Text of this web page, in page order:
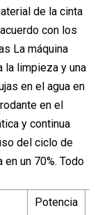
de la cinta
con los
La máquina
la limpieza y una
en el agua en
en el
y continua
del ciclo de
un 70%. Todo
Potencia